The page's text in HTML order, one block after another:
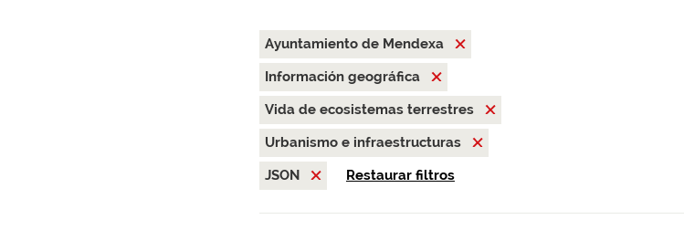
Ayuntamiento de Mendexa
Información geográfica
Vida de ecosistemas terrestres
Urbanismo e infraestructuras
JSON
Restaurar filtros